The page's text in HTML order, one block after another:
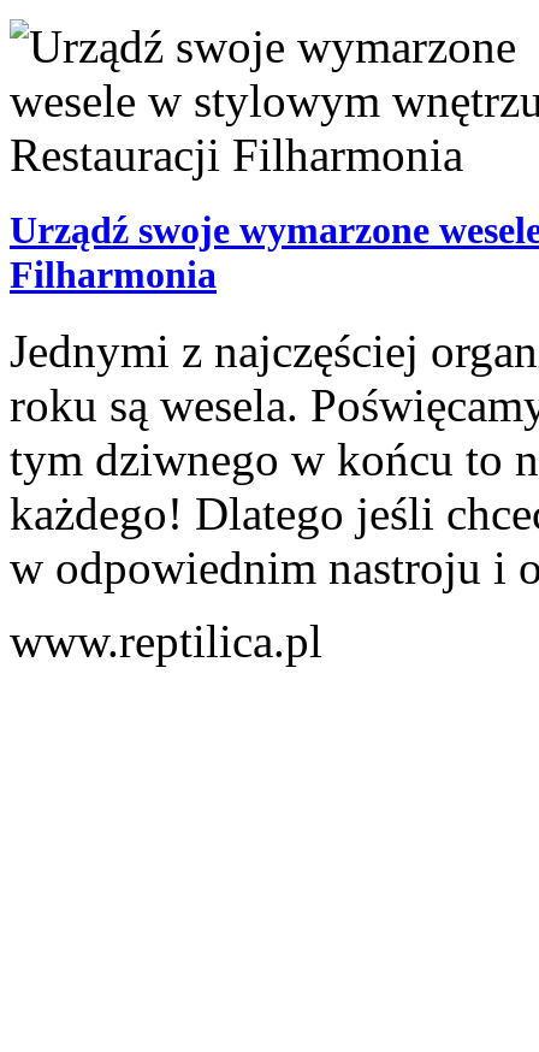
Urządź swoje wymarzone
Filharmonia
Jednymi z najczęściej
roku są wesela.
tym dziwnego w końcu to
każdego! Dlatego jeśli
w odpowiednim nastroju i
www.reptilica.pl